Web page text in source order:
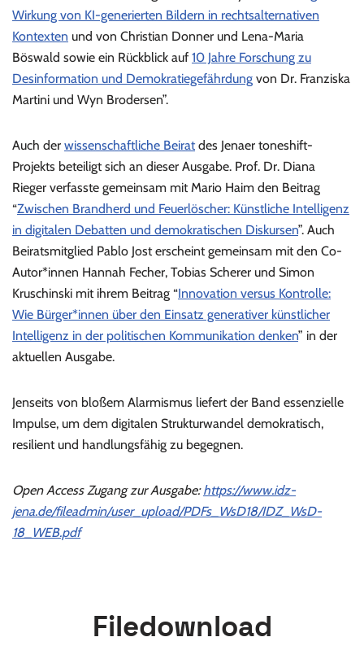
Wirkung von KI-generierten Bildern in rechtsalternativen
Kontexten und von Christian Donner und Lena-Maria
Böswald sowie ein Rückblick auf 10 Jahre Forschung zu
Desinformation und Demokratiegefährdung von Dr. Franziska
Martini und Wyn Brodersen”.
Auch der wissenschaftliche Beiratdes Jenaer toneshift-
Projekts beteiligt sich an dieser Ausgabe. Prof. Dr. Diana
Rieger verfasste gemeinsam mit Mario Haim den Beitrag
“Zwischen Brandherd und Feuerlöscher: Künstliche Intelligenz
in digitalen Debatten und demokratischen Diskursen”. Auch
Beiratsmitglied Pablo Jost erscheint gemeinsam mit den Co-
Autor*innen Hannah Fecher, Tobias Scherer und Simon
Kruschinski mit ihrem Beitrag “Innovation versus Kontrolle:
Wie Bürger*innen über den Einsatz generativer künstlicher
Intelligenz in der politischen Kommunikation denken” in der
aktuellen Ausgabe.
Jenseits von bloßem Alarmismus liefert der Band essenzielle
Impulse, um dem digitalen Strukturwandel demokratisch,
resilient und handlungsfähig zu begegnen.
Open Access Zugang zur Ausgabe:https://www.idz-
jena.de/fileadmin/user_upload/PDFs_WsD18/IDZ_WsD-
18_WEB.pdf
Filedownload